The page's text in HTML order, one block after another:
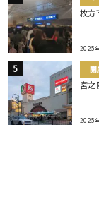
枚方
2025
開
宮之
2025